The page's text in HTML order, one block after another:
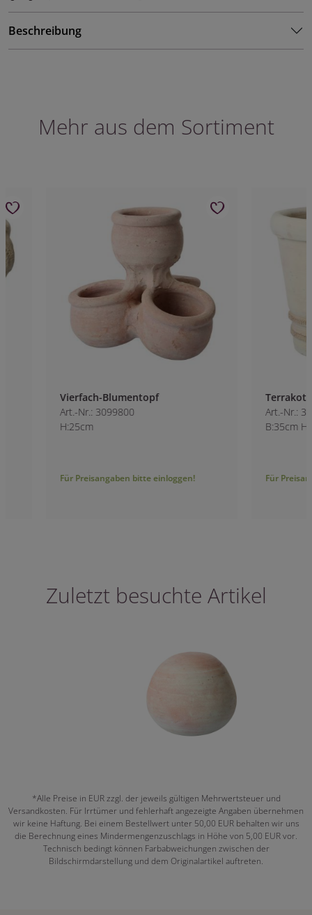
Beschreibung
Mehr aus dem Sortiment
Vierfach-Blumentopf
Art.-Nr.: 3099800
Für Preisangaben bitte einloggen!
Terrakotta
Art.-Nr.: 3105000
B:35cm H:32cm
Für Preisangaben
Zuletzt besuchte Artikel
*Alle Preise in EUR zzgl. der jeweils gültigen Mehrwertsteuer und
Versandkosten. Für Irrtümer und fehlerhaft angezeigte Angaben übernehmen
wir keine Haftung. Bei einem Bestellwert unter 50,00 EUR behalten wir uns
die Berechnung eines Mindermengenzuschlags in Höhe von 5,00 EUR vor.
Technisch bedingt können Farbabweichungen zwischen der
Bildschirmdarstellung und dem Originalartikel auftreten.